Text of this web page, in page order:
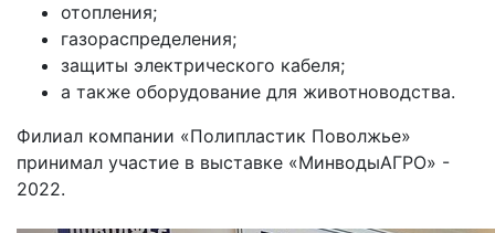
отопления;
газораспределения;
защиты электрического кабеля;
а также оборудование для животноводства.
Филиал компании «Полипластик Поволжье»
принимал участие в выставке «МинводыАГРО» -
2022.